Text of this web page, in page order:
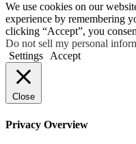
We use cookies on our
experience by remembering
clicking “Accept”, you
Do not sell my personal
Settings
Accept
Close
Privacy Overview